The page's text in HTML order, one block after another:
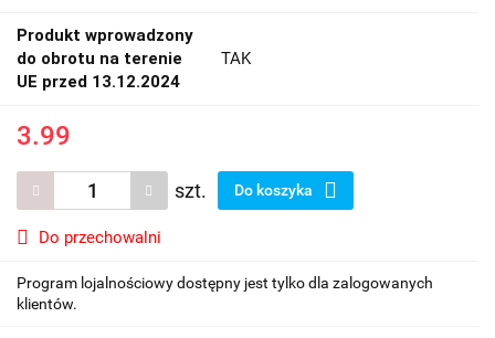
Produkt wprowadzony
do obrotu na terenie
UE przed 13.12.2024
TAK
3.99
szt. Do koszyka
Do przechowalni
Program lojalnościowy dostępny jest tylko dla zalogowanych
klientów.